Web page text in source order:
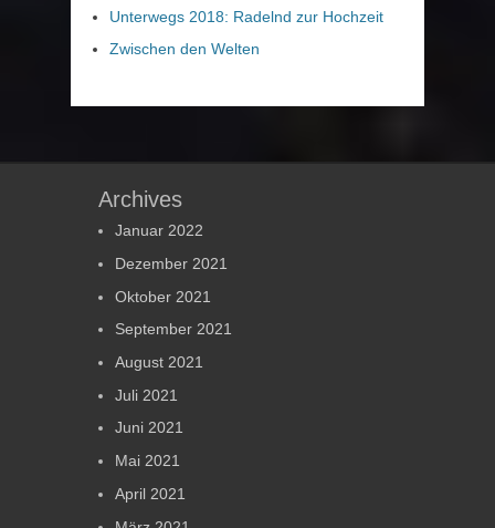
Unterwegs 2018: Radelnd zur Hochzeit
Zwischen den Welten
Archives
Januar 2022
Dezember 2021
Oktober 2021
September 2021
August 2021
Juli 2021
Juni 2021
Mai 2021
April 2021